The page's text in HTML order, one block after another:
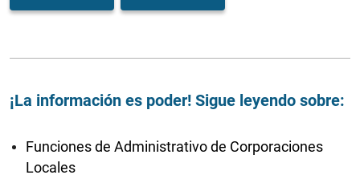
¡La información es poder! Sigue leyendo sobre:
Funciones de Administrativo de Corporaciones
Locales